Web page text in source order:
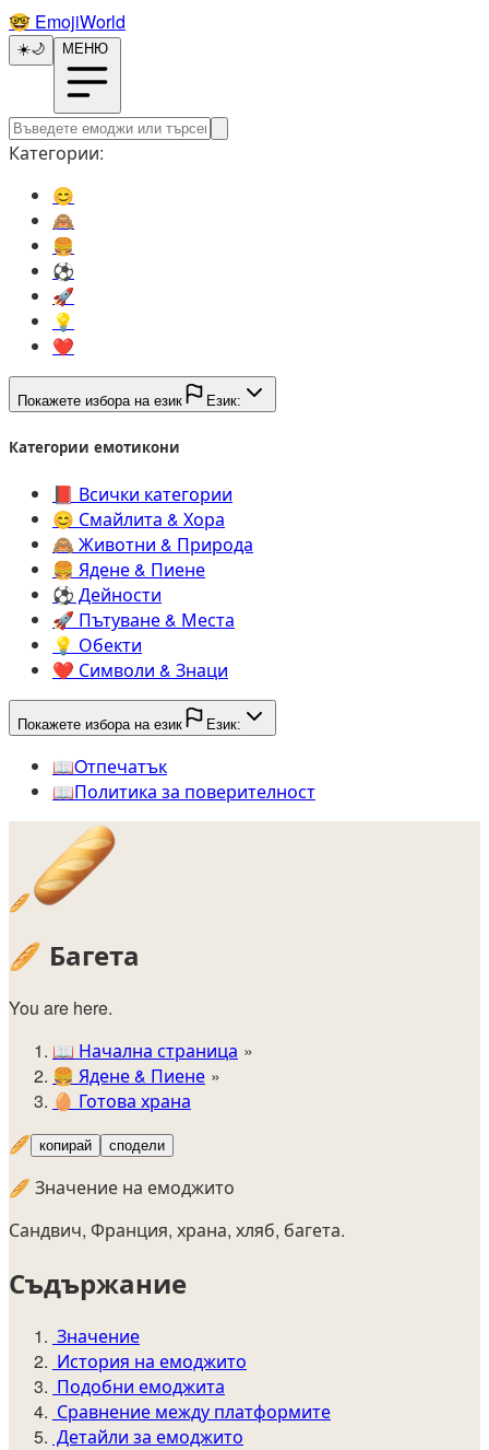
🤓️ EmojiWorld
☀️🌙 МЕНЮ
Категории:
😊️
🙈️
🍔️
⚽️
🚀️
💡️
❤️
Покажете избора на език Език:
Категории емотикони
📕️ Всички категории
😊️ Смайлита & Хора
🙈️ Животни & Природа
🍔️ Ядене & Пиене
⚽️ Дейности
🚀️ Пътуване & Места
💡️ Обекти
❤️ Символи & Знаци
Покажете избора на език Език:
📖️Oтпечатък
📖️Политика за поверителност
🥖
🥖 Багета
You are here.
📖 Начална страница
🍔️ Ядене & Пиене
🥚 Готова храна
🥖 копирай сподели
🥖 Значение на емоджито
Сандвич, Франция, храна, хляб, багета.
Съдържание
Значение
История на емоджито
Подобни емоджита
Сравнение между платформите
Детайли за емоджито